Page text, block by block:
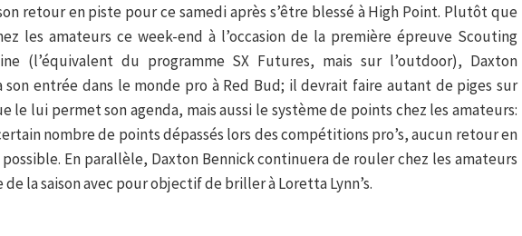
retour en piste pour ce samedi après s’être blessé à High Point. Plutôt que
les amateurs ce week-end à l’occasion de la première épreuve Scouting
(l’équivalent du programme SX Futures, mais sur l’outdoor), Daxton
son entrée dans le monde pro à Red Bud; il devrait faire autant de piges sur
le lui permet son agenda, mais aussi le système de points chez les amateurs:
nombre de points dépassés lors des compétitions pro’s, aucun retour en
possible. En parallèle, Daxton Bennick continuera de rouler chez les amateurs
la saison avec pour objectif de briller à Loretta Lynn’s.